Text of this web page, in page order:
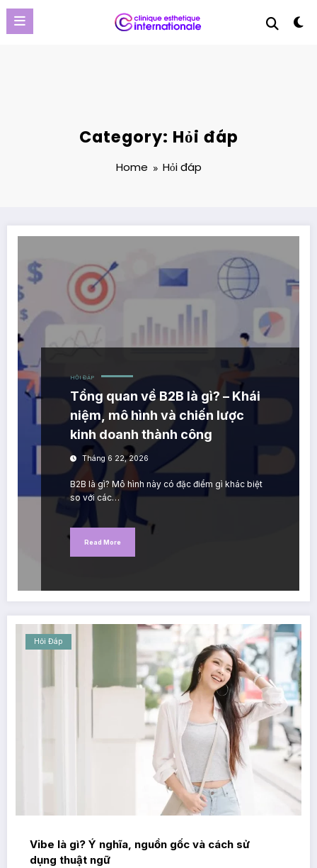
Skip
content
Category: Hỏi đáp
Home Hỏi đáp
HỎI ĐÁP
Tổng quan về B2B là gì? – Khái
niệm, mô hình và chiến lược
kinh doanh thành công
Tháng 6 22, 2026
B2B là gì? Mô hình này có đặc điểm gì khác biệt
so với các…
Read More
Hỏi Đáp
Vibe là gì? Ý nghĩa, nguồn gốc và cách sử
dụng thuật ngữ